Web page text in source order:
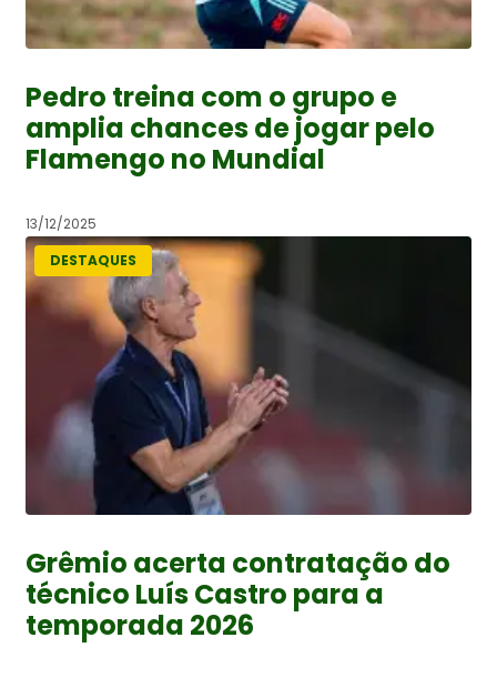
Pedro treina com o grupo e
amplia chances de jogar pelo
Flamengo no Mundial
13/12/2025
DESTAQUES
Grêmio acerta contratação do
técnico Luís Castro para a
temporada 2026